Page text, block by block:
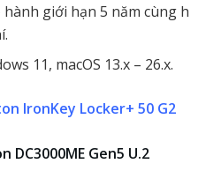
hành giới hạn 5 năm cùng h
11, macOS 13.x – 26.x.
IronKey Locker+ 50 G2
DC3000ME Gen5 U.2